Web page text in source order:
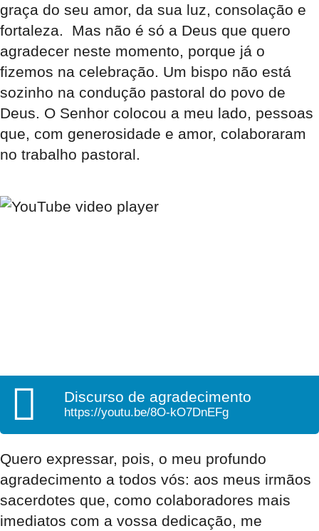
graça do seu amor, da sua luz, consolação e
fortaleza. Mas não é só a Deus que quero
agradecer neste momento, porque já o
fizemos na celebração. Um bispo não está
sozinho na condução pastoral do povo de
Deus. O Senhor colocou a meu lado, pessoas
que, com generosidade e amor, colaboraram
no trabalho pastoral.
Discurso de agradecimento
https://youtu.be/8O-kO7DnEFg
Quero expressar, pois, o meu profundo
agradecimento a todos vós: aos meus irmãos
sacerdotes que, como colaboradores mais
imediatos com a vossa dedicação, me